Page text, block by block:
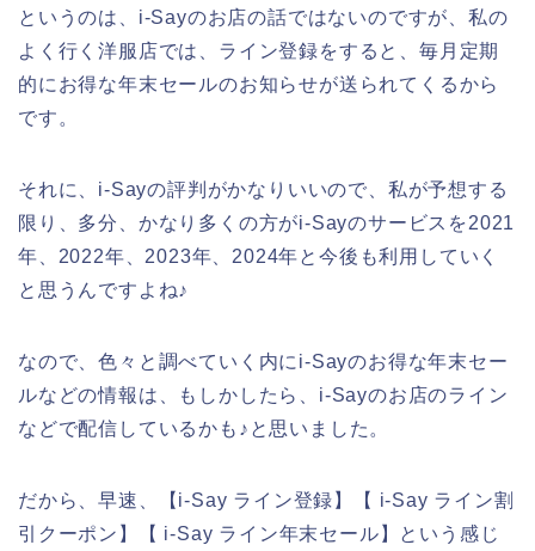
というのは、i-Sayのお店の話ではないのですが、私の
よく行く洋服店では、ライン登録をすると、毎月定期
的にお得な年末セールのお知らせが送られてくるから
です。
それに、i-Sayの評判がかなりいいので、私が予想する
限り、多分、かなり多くの方がi-Sayのサービスを2021
年、2022年、2023年、2024年と今後も利用していく
と思うんですよね♪
なので、色々と調べていく内にi-Sayのお得な年末セー
ルなどの情報は、もしかしたら、i-Sayのお店のライン
などで配信しているかも♪と思いました。
だから、早速、【i-Say ライン登録】【 i-Say ライン割
引クーポン】【 i-Say ライン年末セール】という感じ